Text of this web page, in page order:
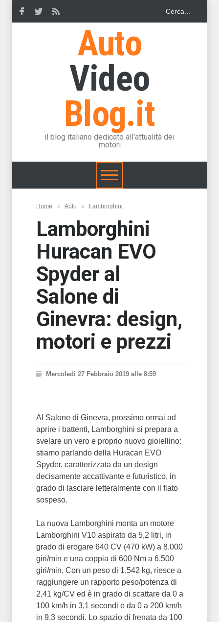
Auto
Video
Blog.it
il blog italiano dedicato all'attualità dei
motori
Home Auto Lamborghini
Lamborghini
Huracan EVO
Spyder al
Salone di
Ginevra: design,
motori e prezzi
Mercoledì 27 Febbraio 2019 alle 8:59
Al Salone di Ginevra, prossimo ormai ad
aprire i battenti, Lamborghini si prepara a
svelare un vero e proprio nuovo gioiellino:
stiamo parlando della Huracan EVO
Spyder, caratterizzata da un design
decisamente accattivante e futuristico, in
grado di lasciare letteralmente con il fiato
sospeso.
La nuova Lamborghini monta un motore
Lamborghini V10 aspirato da 5,2 litri, in
grado di erogare 640 CV (470 kW) a 8.000
giri/min e una coppia di 600 Nm a 6.500
giri/min. Con un peso di 1.542 kg, riesce a
raggiungere un rapporto peso/potenza di
2,41 kg/CV ed è in grado di scattare da 0 a
100 km/h in 3,1 secondi e da 0 a 200 km/h
in 9,3 secondi. Lo spazio di frenata da 100